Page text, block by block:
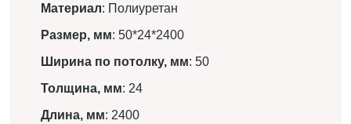
Материал: Полиуретан
Размер, мм: 50*24*2400
Ширина по потолку, мм: 50
Толщина, мм: 24
Длина, мм: 2400